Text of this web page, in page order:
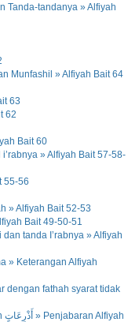
Tanda-tandanya » Alfiyah
Munfashil » Alfiyah Bait 64
63
62
Bait 60
» Alfiyah Bait 57-58-
55-56
» Alfiyah Bait 52-53
Bait 49-50-51
tanda I’rabnya » Alfiyah
» Keterangan Alfiyah
dengan fathah syarat tidak